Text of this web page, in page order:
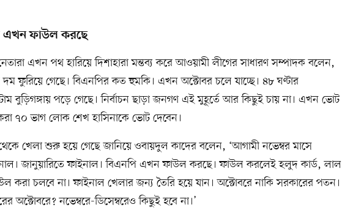
এখন ফাউল করছে
এখন পথ হারিয়ে দিশাহারা মন্তব্য করে আওয়ামী লীগের সাধারণ সম্পাদক বলেন,
ফুরিয়ে গেছে। বিএনপির কত হুমকি। এখন অক্টোবর চলে যাচ্ছে। ৪৮ ঘণ্টার
বুড়িগঙ্গায় পড়ে গেছে। নির্বাচন ছাড়া জনগণ এই মুহূর্তে আর কিছুই চায় না। এখন ভোট
৭০ ভাগ লোক শেখ হাসিনাকে ভোট দেবেন।
খেলা শুরু হয়ে গেছে জানিয়ে ওবায়দুল কাদের বলেন, ‘আগামী নভেম্বর মাসে
জানুয়ারিতে ফাইনাল। বিএনপি এখন ফাউল করছে। ফাউল করলেই হলুদ কার্ড, লাল
করা চলবে না। ফাইনাল খেলার জন্য তৈরি হয়ে যান। অক্টোবরে নাকি সরকারের পতন।
অক্টোবরে? নভেম্বরে-ডিসেম্বরেও কিছুই হবে না।’